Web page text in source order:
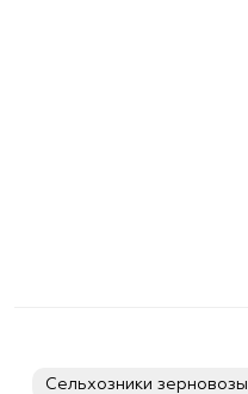
Сельхозники зерновозы